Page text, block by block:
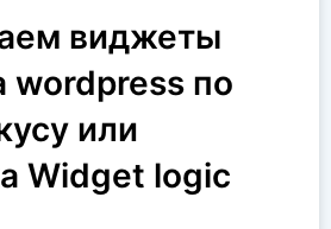
виджеты
wordpress по
или
Widget logic